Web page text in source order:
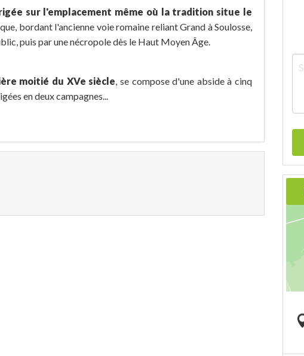
sur l'emplacement même où la tradition situe le
bordant l'ancienne voie romaine reliant Grand à Soulosse,
puis par une nécropole dès le Haut Moyen Âge.
moitié du XVe siècle, se compose d'une abside à cinq
en deux campagnes...